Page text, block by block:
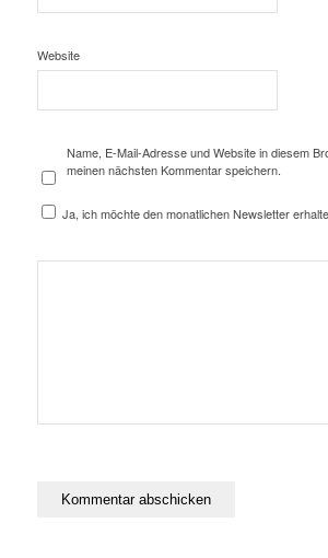
Website
Name, E-Mail-Adresse und Website in diesem
meinen nächsten Kommentar speichern.
Ja, ich möchte den monatlichen Newsletter